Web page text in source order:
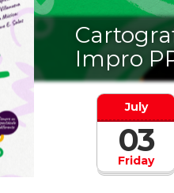
Impro
Friday
July
03